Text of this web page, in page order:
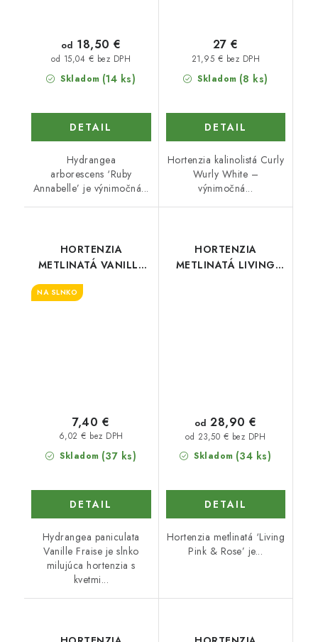
Skladom (14 ks)
od 15,04 € bez DPH
od 18,50 €
DETAIL
Hydrangea
arborescens ‘Ruby
Annabelle’ je výnimočná...
Skladom (8 ks)
21,95 € bez DPH
27 €
DETAIL
Hortenzia kalinolistá Curly
Wurly White –
výnimočná...
HORTENZIA
METLINATÁ VANILLE
NA SLNKO
Skladom (37 ks)
6,02 € bez DPH
7,40 €
DETAIL
Hydrangea paniculata
Vanille Fraise je slnko
milujúca hortenzia s
kvetmi...
HORTENZIA
METLINATÁ LIVING
Skladom (34 ks)
od 23,50 € bez DPH
od 28,90 €
DETAIL
Hortenzia metlinatá ‘Living
Pink & Rose’ je...